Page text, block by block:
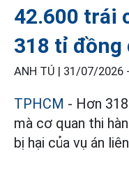
42.600 trái
318 tỉ đồng
ANH TÚ | 31/07/2026
TPHCM - Hơn
mà cơ quan thi
bị hại của vụ án